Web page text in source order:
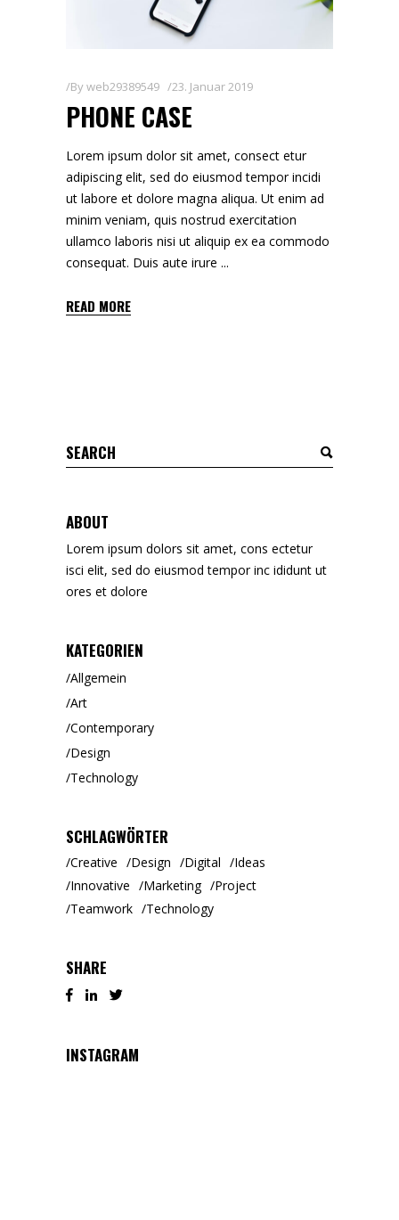
Byweb29389549 23. Januar 2019
PHONE CASE
Lorem ipsum dolor sit amet, consect etur
adipiscing elit, sed do eiusmod tempor incidi
ut labore et dolore magna aliqua. Ut enim ad
minim veniam, quis nostrud exercitation
ullamco laboris nisi ut aliquip ex ea commodo
consequat. Duis aute irure
READ MORE
Search
for:
ABOUT
Lorem ipsum dolors sit amet, cons ectetur
isci elit, sed do eiusmod tempor inc ididunt ut
ores et dolore
KATEGORIEN
Allgemein
Art
Contemporary
Design
Technology
SCHLAGWÖRTER
Creative Design Digital
Ideas
Innovative
Marketing
Project
Teamwork
Technology
SHARE
INSTAGRAM